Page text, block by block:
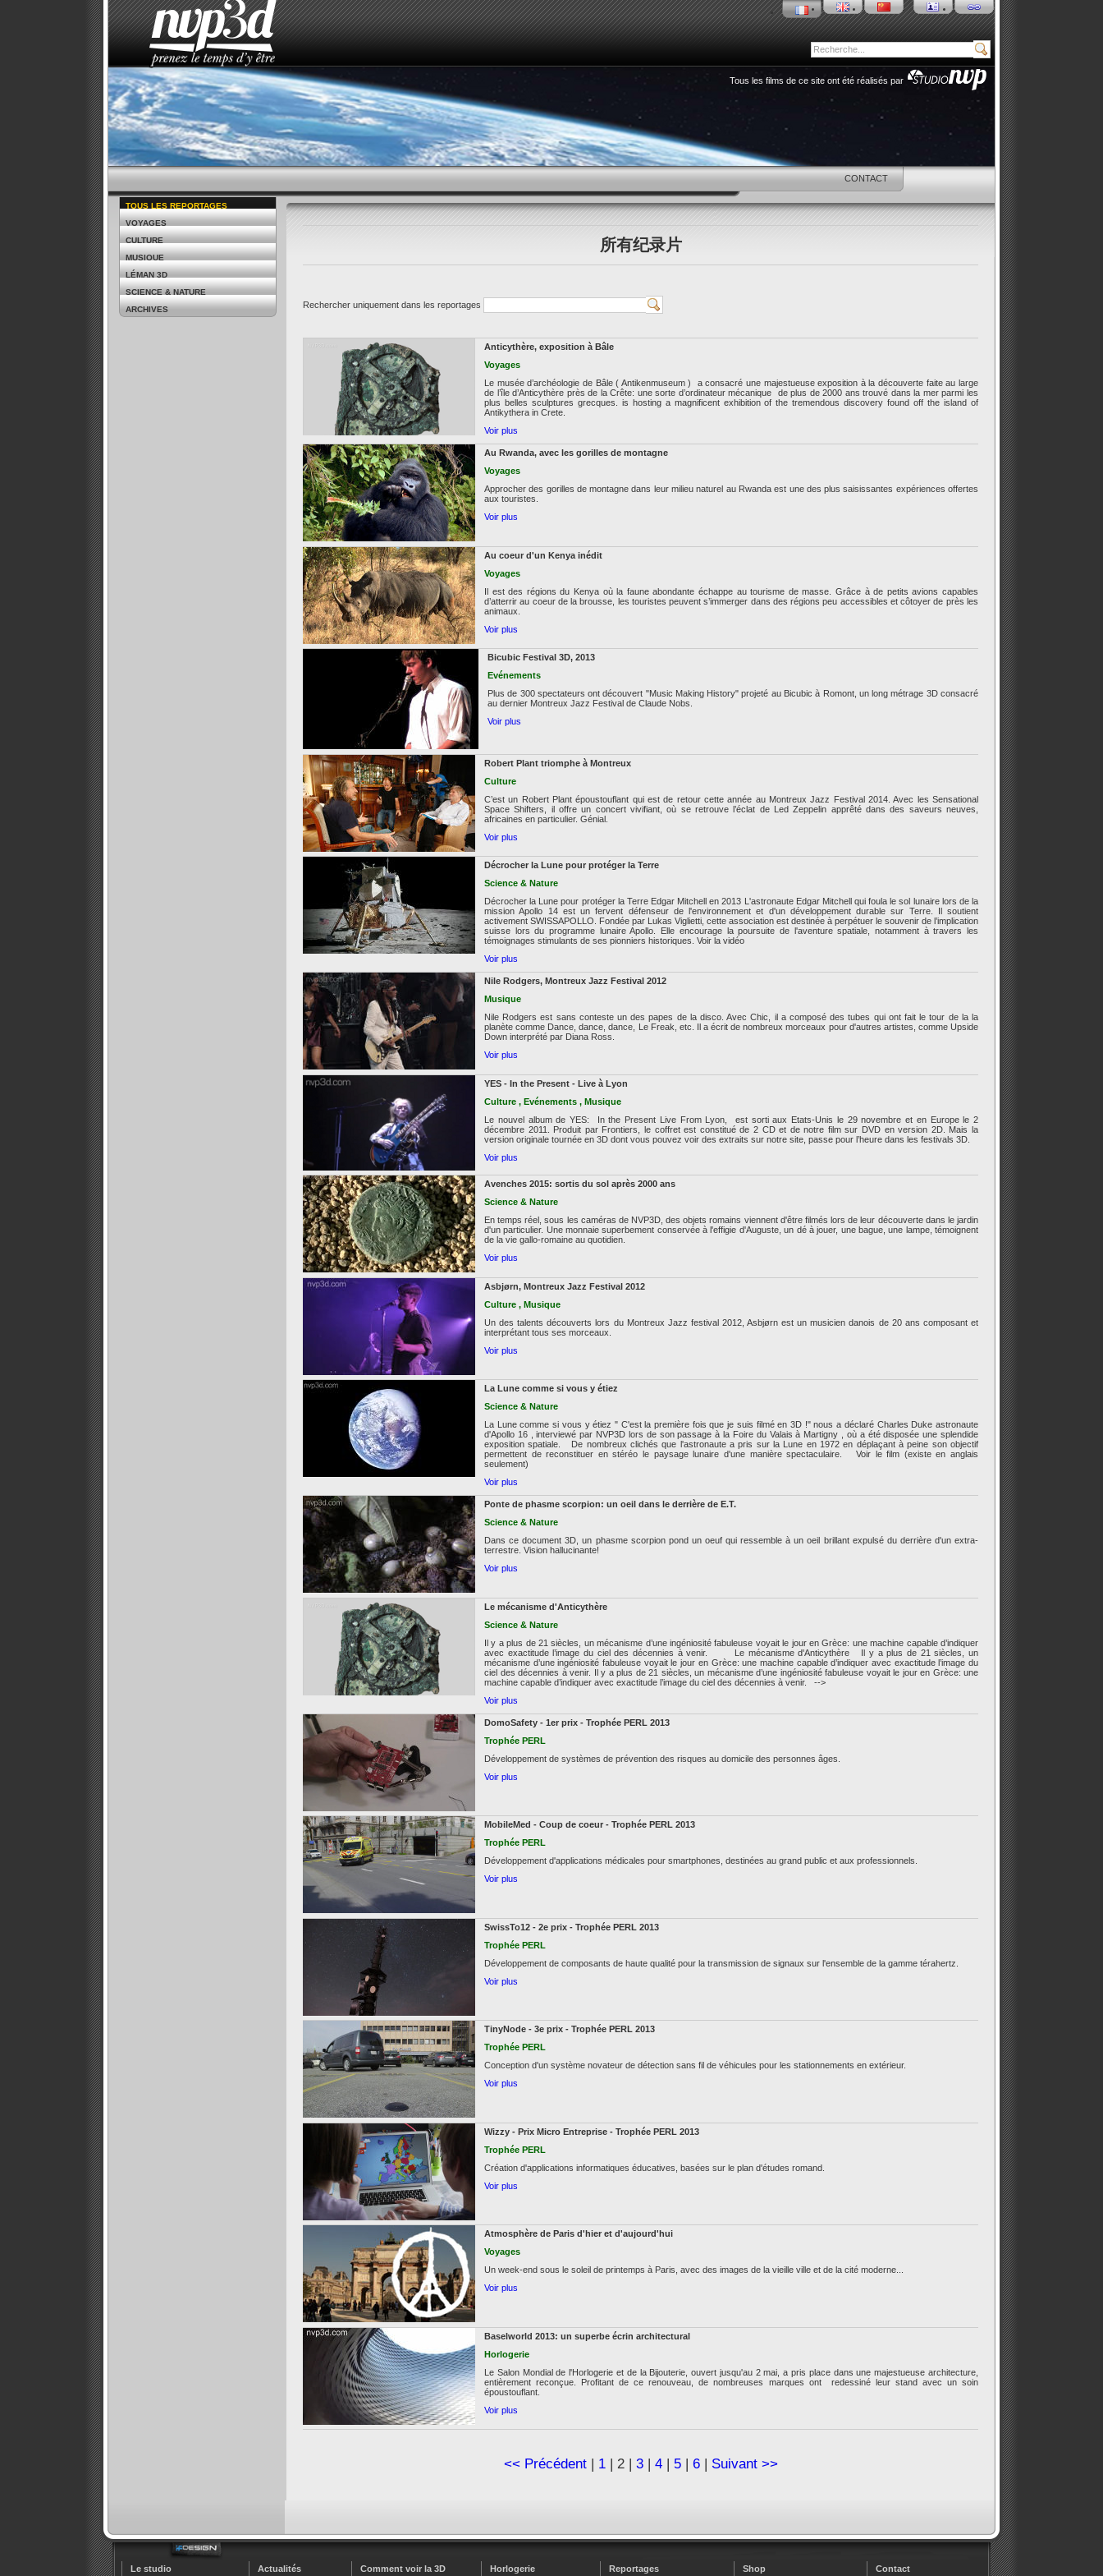
Tous les films de ce site ont été réalisés par
ACCUEIL LE STUDIO ACTUALITÉS COMMENT VOIR LA 3D HORLOGERIE REPORTAGES SHOP CONTACT
TOUS LES REPORTAGES
VOYAGES
CULTURE
MUSIQUE
LÉMAN 3D
SCIENCE & NATURE
ARCHIVES
所有纪录片
Rechercher uniquement dans les reportages
Anticythère, exposition à Bâle
Voyages
Le musée d’archéologie de Bâle ( Antikenmuseum ) a consacré une majestueuse exposition à la découverte faite au large
de l’île d’Anticythère près de la Crête: une sorte d’ordinateur mécanique de plus de 2000 ans trouvé dans la mer parmi les
plus belles sculptures grecques. is hosting a magnificent exhibition of the tremendous discovery found off the island of
Antikythera in Crete.
Voir plus
Au Rwanda, avec les gorilles de montagne
Voyages
Approcher des gorilles de montagne dans leur milieu naturel au Rwanda est une des plus saisissantes expériences offertes
aux touristes.
Voir plus
Au coeur d'un Kenya inédit
Voyages
Il est des régions du Kenya où la faune abondante échappe au tourisme de masse. Grâce à de petits avions capables
d’atterrir au coeur de la brousse, les touristes peuvent s’immerger dans des régions peu accessibles et côtoyer de près les
animaux.
Voir plus
Bicubic Festival 3D, 2013
Evénements
Plus de 300 spectateurs ont découvert "Music Making History" projeté au Bicubic à Romont, un long métrage 3D consacré
au dernier Montreux Jazz Festival de Claude Nobs.
Voir plus
Robert Plant triomphe à Montreux
Culture
C’est un Robert Plant époustouflant qui est de retour cette année au Montreux Jazz Festival 2014. Avec les Sensational
Space Shifters, il offre un concert vivifiant, où se retrouve l’éclat de Led Zeppelin apprêté dans des saveurs neuves,
africaines en particulier. Génial.
Voir plus
Décrocher la Lune pour protéger la Terre
Science & Nature
Décrocher la Lune pour protéger la Terre Edgar Mitchell en 2013 L'astronaute Edgar Mitchell qui foula le sol lunaire lors de la
mission Apollo 14 est un fervent défenseur de l'environnement et d'un développement durable sur Terre. Il soutient
activement SWISSAPOLLO. Fondée par Lukas Viglietti, cette association est destinée à perpétuer le souvenir de l’implication
suisse lors du programme lunaire Apollo. Elle encourage la poursuite de l'aventure spatiale, notamment à travers les
témoignages stimulants de ses pionniers historiques. Voir la vidéo
Voir plus
Nile Rodgers, Montreux Jazz Festival 2012
Musique
Nile Rodgers est sans conteste un des papes de la disco. Avec Chic, il a composé des tubes qui ont fait le tour de la la
planète comme Dance, dance, dance, Le Freak, etc. Il a écrit de nombreux morceaux pour d'autres artistes, comme Upside
Down interprété par Diana Ross.
Voir plus
YES - In the Present - Live à Lyon
Culture , Evénements , Musique
Le nouvel album de YES: In the Present Live From Lyon, est sorti aux Etats-Unis le 29 novembre et en Europe le 2
décembre 2011. Produit par Frontiers, le coffret est constitué de 2 CD et de notre film sur DVD en version 2D. Mais la
version originale tournée en 3D dont vous pouvez voir des extraits sur notre site, passe pour l’heure dans les festivals 3D.
Voir plus
Avenches 2015: sortis du sol après 2000 ans
Science & Nature
En temps réel, sous les caméras de NVP3D, des objets romains viennent d'être filmés lors de leur découverte dans le jardin
d'un particulier. Une monnaie superbement conservée à l'effigie d'Auguste, un dé à jouer, une bague, une lampe, témoignent
de la vie gallo-romaine au quotidien.
Voir plus
Asbjørn, Montreux Jazz Festival 2012
Culture , Musique
Un des talents découverts lors du Montreux Jazz festival 2012, Asbjørn est un musicien danois de 20 ans composant et
interprétant tous ses morceaux.
Voir plus
La Lune comme si vous y étiez
Science & Nature
La Lune comme si vous y étiez " C'est la première fois que je suis filmé en 3D !" nous a déclaré Charles Duke astronaute
d'Apollo 16 , interviewé par NVP3D lors de son passage à la Foire du Valais à Martigny , où a été disposée une splendide
exposition spatiale. De nombreux clichés que l'astronaute a pris sur la Lune en 1972 en déplaçant à peine son objectif
permettent de reconstituer en stéréo le paysage lunaire d'une manière spectaculaire. Voir le film (existe en anglais
seulement)
Voir plus
Ponte de phasme scorpion: un oeil dans le derrière de E.T.
Science & Nature
Dans ce document 3D, un phasme scorpion pond un oeuf qui ressemble à un oeil brillant expulsé du derrière d'un extra-
terrestre. Vision hallucinante!
Voir plus
Le mécanisme d'Anticythère
Science & Nature
Il y a plus de 21 siècles, un mécanisme d’une ingéniosité fabuleuse voyait le jour en Grèce: une machine capable d’indiquer
avec exactitude l’image du ciel des décennies à venir. Le mécanisme d'Anticythère Il y a plus de 21 siècles, un
mécanisme d’une ingéniosité fabuleuse voyait le jour en Grèce: une machine capable d’indiquer avec exactitude l’image du
ciel des décennies à venir. Il y a plus de 21 siècles, un mécanisme d’une ingéniosité fabuleuse voyait le jour en Grèce: une
machine capable d’indiquer avec exactitude l’image du ciel des décennies à venir. -->
Voir plus
DomoSafety - 1er prix - Trophée PERL 2013
Trophée PERL
Développement de systèmes de prévention des risques au domicile des personnes âges.
Voir plus
MobileMed - Coup de coeur - Trophée PERL 2013
Trophée PERL
Développement d'applications médicales pour smartphones, destinées au grand public et aux professionnels.
Voir plus
SwissTo12 - 2e prix - Trophée PERL 2013
Trophée PERL
Développement de composants de haute qualité pour la transmission de signaux sur l'ensemble de la gamme térahertz.
Voir plus
TinyNode - 3e prix - Trophée PERL 2013
Trophée PERL
Conception d'un système novateur de détection sans fil de véhicules pour les stationnements en extérieur.
Voir plus
Wizzy - Prix Micro Entreprise - Trophée PERL 2013
Trophée PERL
Création d'applications informatiques éducatives, basées sur le plan d'études romand.
Voir plus
Atmosphère de Paris d'hier et d'aujourd'hui
Voyages
Un week-end sous le soleil de printemps à Paris, avec des images de la vieille ville et de la cité moderne...
Voir plus
Baselworld 2013: un superbe écrin architectural
Horlogerie
Le Salon Mondial de l'Horlogerie et de la Bijouterie, ouvert jusqu'au 2 mai, a pris place dans une majestueuse architecture,
entièrement reconçue. Profitant de ce renouveau, de nombreuses marques ont redessiné leur stand avec un soin
époustouflant.
Voir plus
<< Précédent| 1| 2 | 3| 4| 5| 6| Suivant >>
Le studio Actualités Comment voir la 3D Horlogerie Reportages Shop Contact